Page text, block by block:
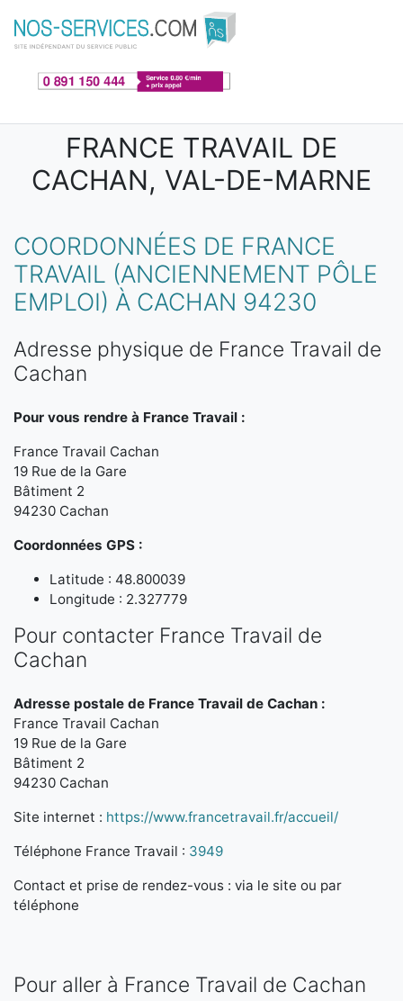
Aller au contenu principal
FRANCE TRAVAIL DE
CACHAN, VAL-DE-MARNE
COORDONNÉES DE FRANCE
TRAVAIL (ANCIENNEMENT PÔLE
EMPLOI) À CACHAN 94230
Adresse physique de France Travail de
Cachan
Pour vous rendre à France Travail :
France Travail Cachan
19 Rue de la Gare
Bâtiment 2
94230 Cachan
Coordonnées GPS :
Latitude : 48.800039
Longitude : 2.327779
Pour contacter France Travail de
Cachan
Adresse postale de France Travail de Cachan :
France Travail Cachan
19 Rue de la Gare
Bâtiment 2
94230 Cachan
Site internet : https://www.francetravail.fr/accueil/
Téléphone France Travail : 3949
Contact et prise de rendez-vous : via le site ou par
téléphone
Pour aller à France Travail de Cachan